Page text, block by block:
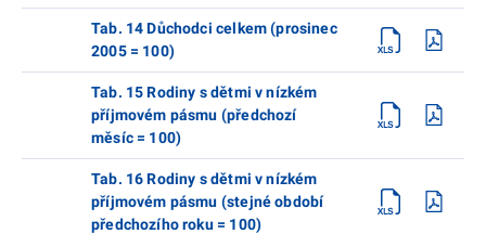
Tab. 14 Důchodci celkem (prosinec
2005 = 100)
Tab. 15 Rodiny s dětmi v nízkém
příjmovém pásmu (předchozí
měsíc = 100)
Tab. 16 Rodiny s dětmi v nízkém
příjmovém pásmu (stejné období
předchozího roku = 100)